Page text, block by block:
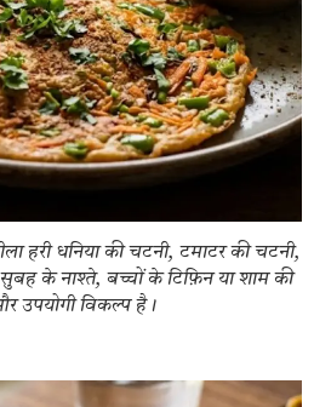
हरी धनिया की चटनी, टमाटर की चटनी,
के नाश्ते, बच्चों के टिफ़िन या शाम की
उपयोगी विकल्प है।